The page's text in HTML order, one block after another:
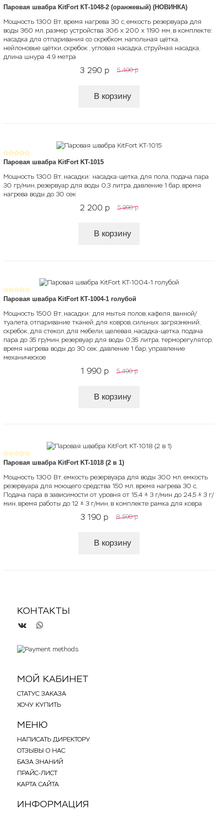
Паровая швабра KitFort КТ-1048-2 (оранжевый) (НОВИНКА)
Мощность 1300 Вт, время нагрева 30 с, емкость резервуара для
воды 360 мл, размер устройства 306 х 200 х 1190 мм, в комплекте:
насадка для отпаривания со скребком, напольная щётка,
нейлоновые щётки, скребок , угловая насадка, струйная насадка,
длина шнура 4.9 метра
3 290 p 5 490 p
В корзину
Паровая швабра KitFort KT-1015
Мощность 1300 Вт, насадки: насадка-щетка, для пола, подача пара
30 гр/мин, резервуар для воды 0,3 литра, давление 1 бар, время
нагрева воды до 30 сек
2 200 p 5 990 p
В корзину
Паровая швабра KitFort КТ-1004-1 голубой
Мощность 1500 Вт, насадки: для мытья полов, кафеля, ванной/
туалета, отпаривание тканей, для ковров, сильных загрязнений,
скребок, для стекол, для мебели, щелевая, насадка-щетка, подача
пара до 35 гр/мин, резервуар для воды 0,35 литра, терморегулятор,
время нагрева воды до 30 сек, давление 1 бар, управление
механическое
1 990 p 5 490 p
В корзину
Паровая швабра KitFort KT-1018 (2 в 1)
Мощность 1300 Вт, емкость резервуара для воды 300 мл, емкость
резервуара для моющего средства 150 мл, время нагрева 30 с,
Подача пара в зависимости от уровня от 15,4 ± 3 г/мин до 24,5 ± 3 г/
мин, время работы до 12 ± 3 г/мин, в комплекте рамка для ковра
3 190 p 8 590 p
В корзину
КОНТАКТЫ
МОЙ КАБИНЕТ
СТАТУС ЗАКАЗА
ХОЧУ КУПИТЬ
МЕНЮ
НАПИСАТЬ ДИРЕКТОРУ
ОТЗЫВЫ О НАС
БАЗА ЗНАНИЙ
ПРАЙС-ЛИСТ
КАРТА САЙТА
ИНФОРМАЦИЯ